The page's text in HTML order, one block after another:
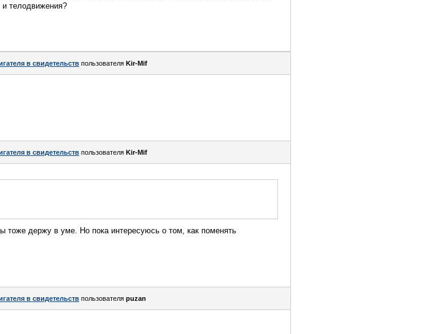
и телодвижения?
в свидетельств пользователя Kir-Mif
в свидетельств пользователя Kir-Mif
тоже держу в уме. Но пока интересуюсь о том, как поменять
в свидетельств пользователя puzan